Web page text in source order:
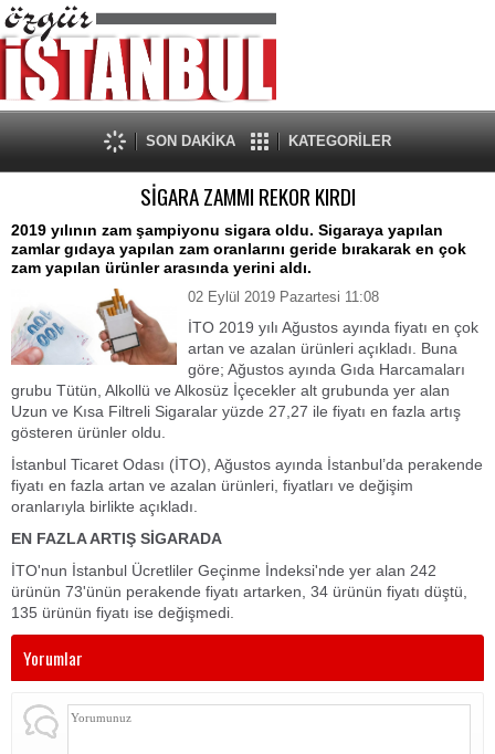
SON DAKİKA KATEGORİLER
SİGARA ZAMMI REKOR KIRDI
2019 yılının zam şampiyonu sigara oldu. Sigaraya yapılan
zamlar gıdaya yapılan zam oranlarını geride bırakarak en çok
zam yapılan ürünler arasında yerini aldı.
02 Eylül 2019 Pazartesi 11:08
İTO 2019 yılı Ağustos ayında fiyatı en çok
artan ve azalan ürünleri açıkladı. Buna
göre; Ağustos ayında Gıda Harcamaları
grubu Tütün, Alkollü ve Alkosüz İçecekler alt grubunda yer alan
Uzun ve Kısa Filtreli Sigaralar yüzde 27,27 ile fiyatı en fazla artış
gösteren ürünler oldu.
İstanbul Ticaret Odası (İTO), Ağustos ayında İstanbul’da perakende
fiyatı en fazla artan ve azalan ürünleri, fiyatları ve değişim
oranlarıyla birlikte açıkladı.
EN FAZLA ARTIŞ SİGARADA
İTO'nun İstanbul Ücretliler Geçinme İndeksi'nde yer alan 242
ürünün 73'ünün perakende fiyatı artarken, 34 ürünün fiyatı düştü,
135 ürünün fiyatı ise değişmedi.
Yorumlar